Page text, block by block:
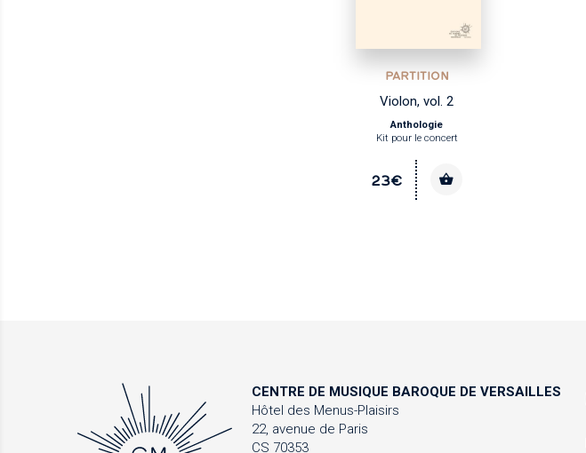
PARTITION
Violon, vol. 2
Anthologie
Kit pour le concert
23€
CENTRE DE MUSIQUE BAROQUE DE VERSAILLES
Hôtel des Menus-Plaisirs
22, avenue de Paris
CS 70353